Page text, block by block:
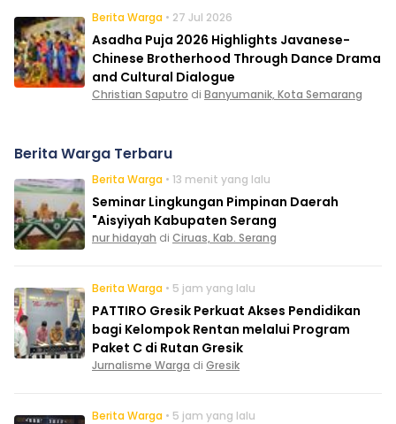
Berita Warga • 27 Jul 2026
Asadha Puja 2026 Highlights Javanese-
Chinese Brotherhood Through Dance Drama
and Cultural Dialogue
Christian Saputro di Banyumanik, Kota Semarang
Berita Warga Terbaru
Berita Warga • 13 menit yang lalu
Seminar Lingkungan Pimpinan Daerah
"Aisyiyah Kabupaten Serang
nur hidayah di Ciruas, Kab. Serang
Berita Warga • 5 jam yang lalu
PATTIRO Gresik Perkuat Akses Pendidikan
bagi Kelompok Rentan melalui Program
Paket C di Rutan Gresik
Jurnalisme Warga di Gresik
Berita Warga • 5 jam yang lalu